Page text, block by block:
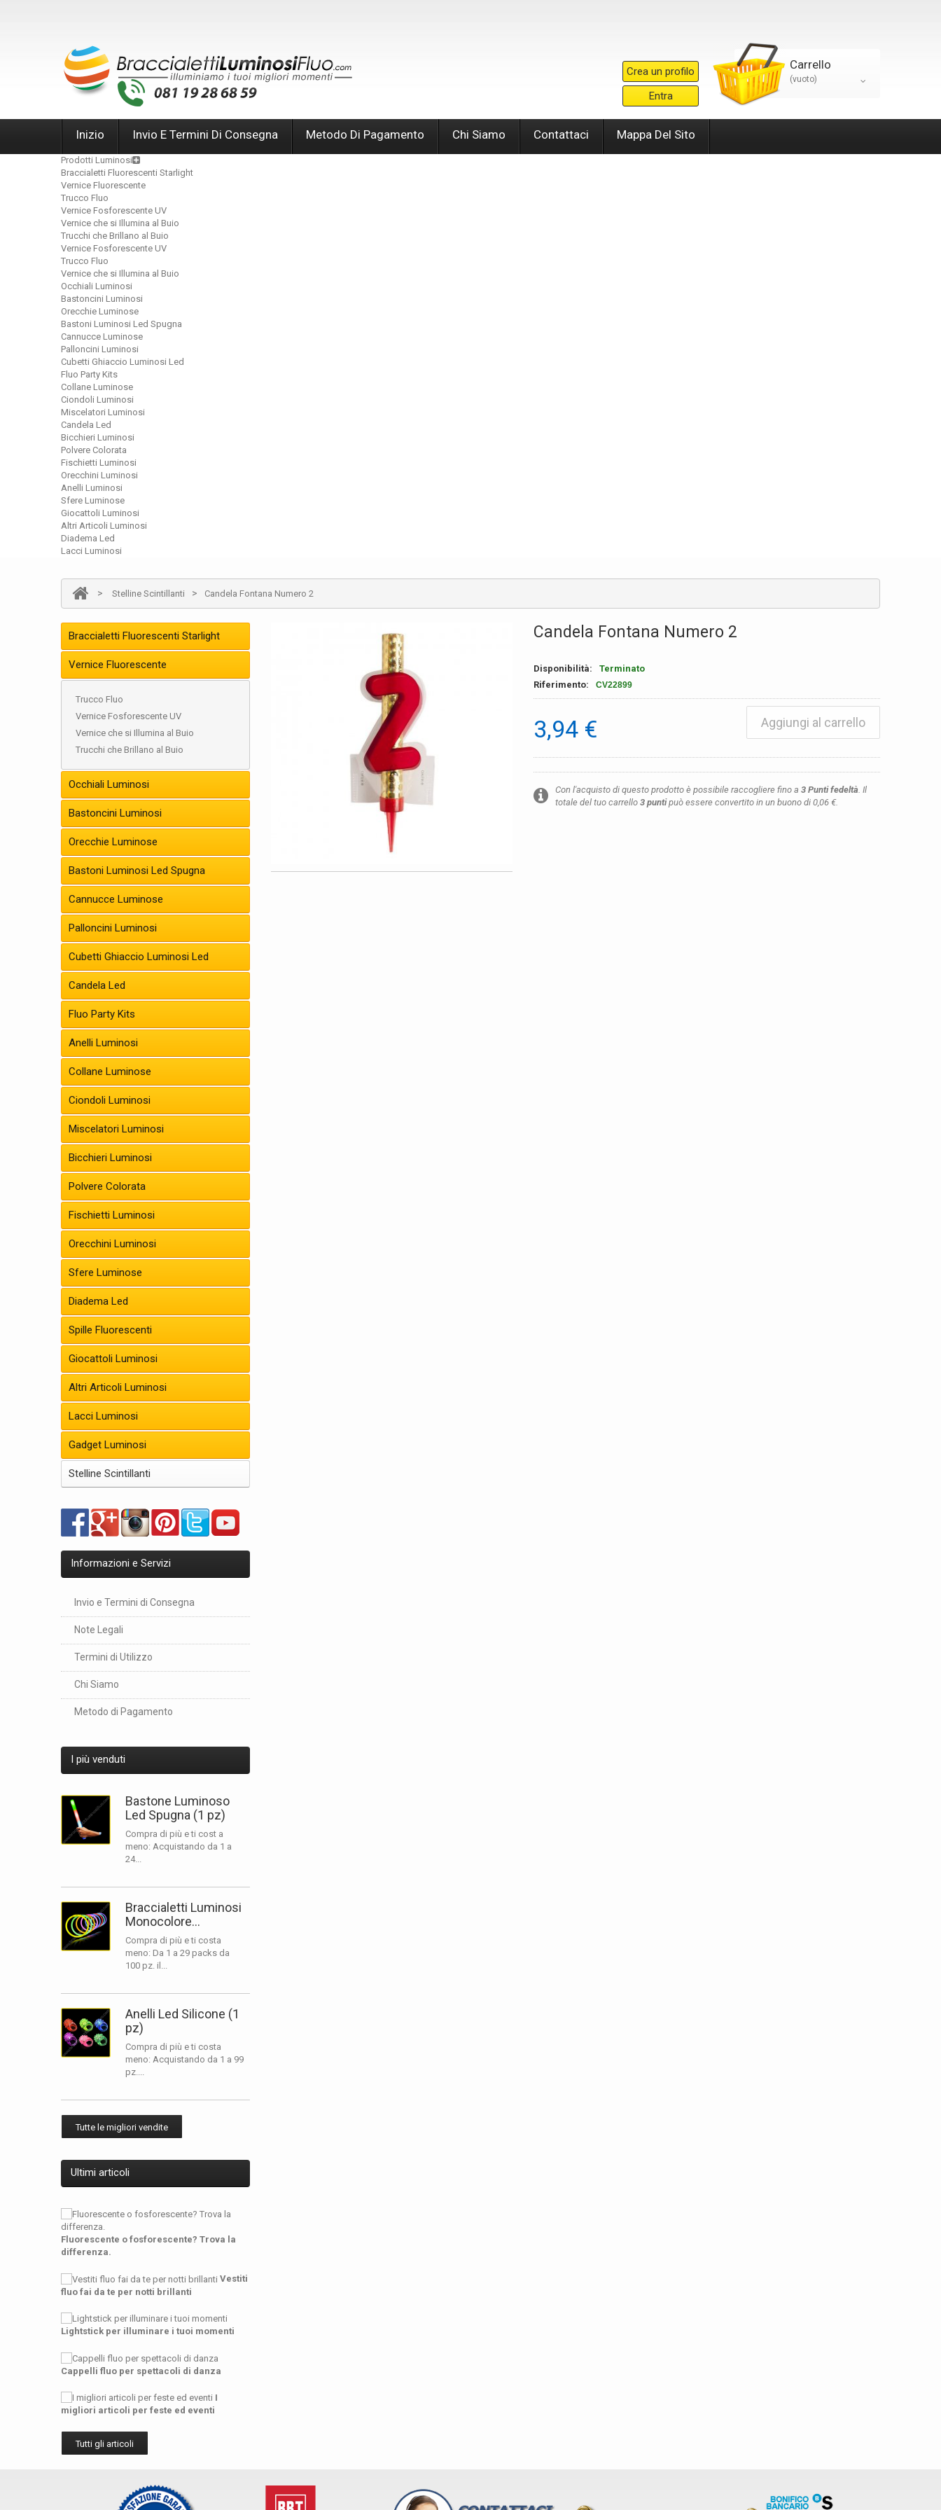
Crea un profilo
Entra
Carrello
(vuoto)
Inizio Invio E Termini Di Consegna Metodo Di Pagamento Chi Siamo Contattaci Mappa Del Sito
Prodotti Luminosi
Braccialetti Fluorescenti Starlight
Vernice Fluorescente
Trucco Fluo
Vernice Fosforescente UV
Vernice che si Illumina al Buio
Trucchi che Brillano al Buio
Vernice Fosforescente UV
Trucco Fluo
Vernice che si Illumina al Buio
Occhiali Luminosi
Bastoncini Luminosi
Orecchie Luminose
Bastoni Luminosi Led Spugna
Cannucce Luminose
Palloncini Luminosi
Cubetti Ghiaccio Luminosi Led
Fluo Party Kits
Collane Luminose
Ciondoli Luminosi
Miscelatori Luminosi
Candela Led
Bicchieri Luminosi
Polvere Colorata
Fischietti Luminosi
Orecchini Luminosi
Anelli Luminosi
Sfere Luminose
Giocattoli Luminosi
Altri Articoli Luminosi
Diadema Led
Lacci Luminosi
> Stelline Scintillanti > Candela Fontana Numero 2
Braccialetti Fluorescenti Starlight
Vernice Fluorescente
Trucco Fluo
Vernice Fosforescente UV
Vernice che si Illumina al Buio
Trucchi che Brillano al Buio
Occhiali Luminosi
Bastoncini Luminosi
Orecchie Luminose
Bastoni Luminosi Led Spugna
Cannucce Luminose
Palloncini Luminosi
Cubetti Ghiaccio Luminosi Led
Candela Led
Fluo Party Kits
Anelli Luminosi
Collane Luminose
Ciondoli Luminosi
Miscelatori Luminosi
Bicchieri Luminosi
Polvere Colorata
Fischietti Luminosi
Orecchini Luminosi
Sfere Luminose
Diadema Led
Spille Fluorescenti
Giocattoli Luminosi
Altri Articoli Luminosi
Lacci Luminosi
Gadget Luminosi
Stelline Scintillanti
Informazioni e Servizi
Invio e Termini di Consegna
Note Legali
Termini di Utilizzo
Chi Siamo
Metodo di Pagamento
I più venduti
Bastone Luminoso
Led Spugna (1 pz)
Compra di più e ti cost a
meno: Acquistando da 1 a
24...
Braccialetti Luminosi
Monocolore...
Compra di più e ti costa
meno: Da 1 a 29 packs da
100 pz. il...
Anelli Led Silicone (1
pz)
Compra di più e ti costa
meno: Acquistando da 1 a 99
pz....
Tutte le migliori vendite
Ultimi articoli
Fluorescente o fosforescente? Trova la
differenza.
Vestiti
fluo fai da te per notti brillanti
Lightstick per illuminare i tuoi momenti
Cappelli fluo per spettacoli di danza
I
migliori articoli per feste ed eventi
Tutti gli articoli
Candela Fontana Numero 2
Disponibilità:
Terminato
Riferimento:
CV22899
3,94 € Aggiungi al carrello
Con l'acquisto di questo prodotto è possibile raccogliere fino a 3 Punti fedeltà. Il
totale del tuo carrello 3 puntipuò essere convertito in un buono di 0,06 €.